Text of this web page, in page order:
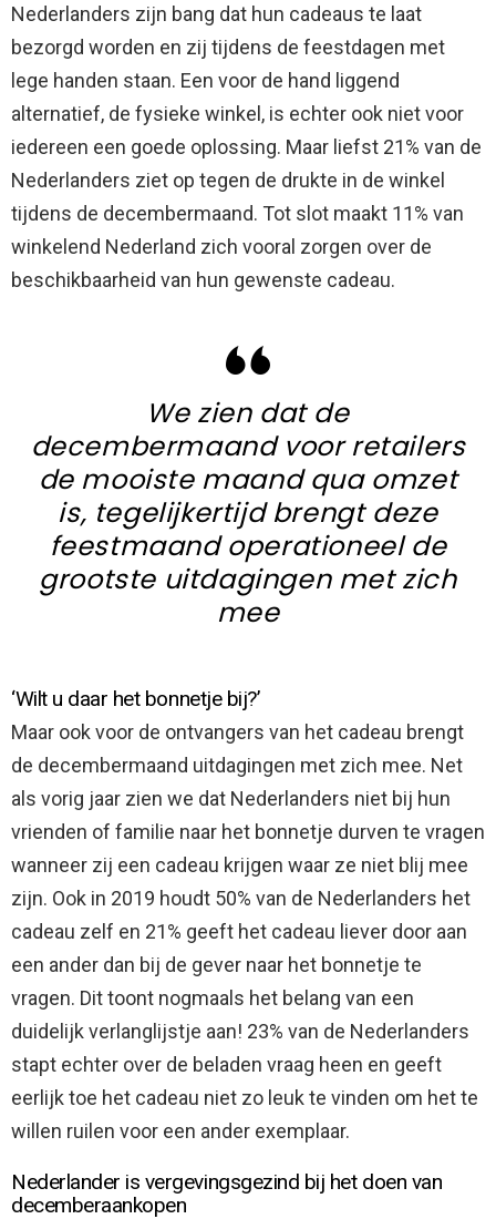
Nederlanders zijn bang dat hun cadeaus te laat
bezorgd worden en zij tijdens de feestdagen met
lege handen staan. Een voor de hand liggend
alternatief, de fysieke winkel, is echter ook niet voor
iedereen een goede oplossing. Maar liefst 21% van de
Nederlanders ziet op tegen de drukte in de winkel
tijdens de decembermaand. Tot slot maakt 11% van
winkelend Nederland zich vooral zorgen over de
beschikbaarheid van hun gewenste cadeau.
We zien dat de
decembermaand voor retailers
de mooiste maand qua omzet
is, tegelijkertijd brengt deze
feestmaand operationeel de
grootste uitdagingen met zich
mee
‘Wilt u daar het bonnetje bij?’
Maar ook voor de ontvangers van het cadeau brengt
de decembermaand uitdagingen met zich mee. Net
als vorig jaar zien we dat Nederlanders niet bij hun
vrienden of familie naar het bonnetje durven te vragen
wanneer zij een cadeau krijgen waar ze niet blij mee
zijn. Ook in 2019 houdt 50% van de Nederlanders het
cadeau zelf en 21% geeft het cadeau liever door aan
een ander dan bij de gever naar het bonnetje te
vragen. Dit toont nogmaals het belang van een
duidelijk verlanglijstje aan! 23% van de Nederlanders
stapt echter over de beladen vraag heen en geeft
eerlijk toe het cadeau niet zo leuk te vinden om het te
willen ruilen voor een ander exemplaar.
Nederlander is vergevingsgezind bij het doen van
decemberaankopen